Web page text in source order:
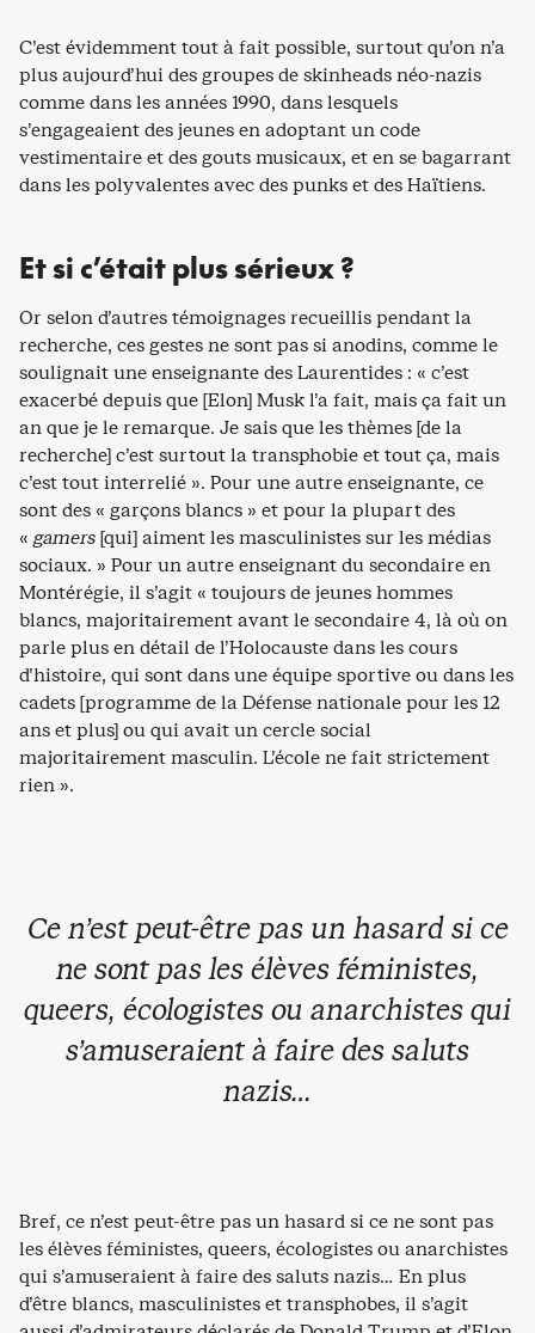
C’est évidemment tout à fait possible, surtout qu’on n’a
plus aujourd’hui des groupes de skinheads néo-nazis
comme dans les années 1990, dans lesquels
s’engageaient des jeunes en adoptant un code
vestimentaire et des gouts musicaux, et en se bagarrant
dans les polyvalentes avec des punks et des Haïtiens.
Et si c’était plus sérieux ?
Or selon d’autres témoignages recueillis pendant la
recherche, ces gestes ne sont pas si anodins, comme le
soulignait une enseignante des Laurentides : « c’est
exacerbé depuis que [Elon] Musk l’a fait, mais ça fait un
an que je le remarque. Je sais que les thèmes [de la
recherche] c’est surtout la transphobie et tout ça, mais
c’est tout interrelié ». Pour une autre enseignante, ce
sont des « garçons blancs » et pour la plupart des
« gamers[qui] aiment les masculinistes sur les médias
sociaux. » Pour un autre enseignant du secondaire en
Montérégie, il s’agit « toujours de jeunes hommes
blancs, majoritairement avant le secondaire 4, là où on
parle plus en détail de l’Holocauste dans les cours
d’histoire, qui sont dans une équipe sportive ou dans les
cadets [programme de la Défense nationale pour les 12
ans et plus] ou qui avait un cercle social
majoritairement masculin. L’école ne fait strictement
rien ».
Ce n’est peut-être pas un hasard si ce
ne sont pas les élèves féministes,
queers, écologistes ou anarchistes qui
s’amuseraient à faire des saluts
nazis…
Bref, ce n’est peut-être pas un hasard si ce ne sont pas
les élèves féministes, queers, écologistes ou anarchistes
qui s’amuseraient à faire des saluts nazis… En plus
d’être blancs, masculinistes et transphobes, il s’agit